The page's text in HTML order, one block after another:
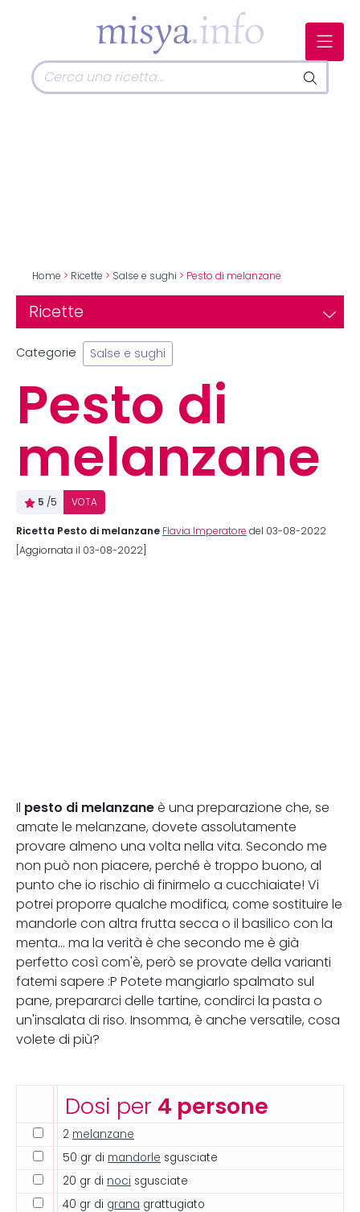
Home > Ricette > Salse e sughi > Pesto di melanzane
Ricette
Categorie Salse e sughi
Pesto di
melanzane
5 /5 VOTA
Ricetta Pesto di melanzane Flavia Imperatore del 03-08-2022
[Aggiornata il 03-08-2022]
Il pesto di melanzane è una preparazione che, se
amate le melanzane, dovete assolutamente
provare almeno una volta nella vita. Secondo me
non può non piacere, perché è troppo buono, al
punto che io rischio di finirmelo a cucchiaiate! Vi
potrei proporre qualche modifica, come sostituire le
mandorle con altra frutta secca o il basilico con la
menta... ma la verità è che secondo me è già
perfetto così com'è, però se provate della varianti
fatemi sapere :P Potete mangiarlo spalmato sul
pane, prepararci delle tartine, condirci la pasta o
un'insalata di riso. Insomma, è anche versatile, cosa
volete di più?
Dosi per 4 persone
2 melanzane
50 gr di mandorle sgusciate
20 gr di noci sgusciate
40 gr di grana grattugiato